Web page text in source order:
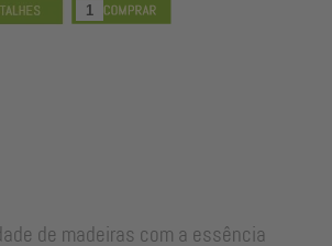
de madeiras com a essência